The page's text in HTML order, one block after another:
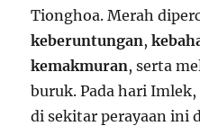
Tionghoa. Merah
keberuntungan,
kemakmuran, serta
buruk. Pada hari
di sekitar perayaan ini